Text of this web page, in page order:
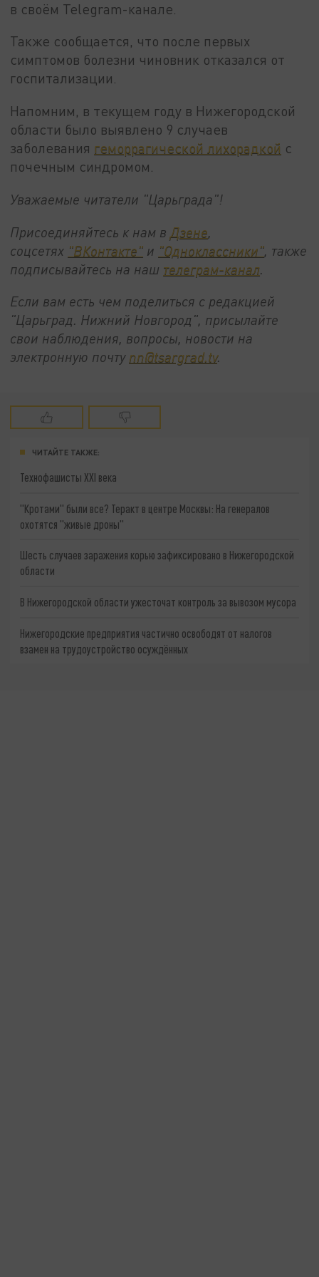
в своём Telegram-канале.
Также сообщается, что после первых
симптомов болезни чиновник отказался от
госпитализации.
Напомним, в текущем году в Нижегородской
области было выявлено 9 случаев
заболевания геморрагической лихорадкой с
почечным синдромом.
Уважаемые читатели "Царьграда"!
Присоединяйтесь к нам в Дзене
соцсетях "ВКонтакте" и "Одноклассники" также
подписывайтесь на наш телеграм-канал
Если вам есть чем поделиться с редакцией
"Царьград. Нижний Новгород", присылайте
свои наблюдения, вопросы, новости на
электронную почту nn@tsargrad.tv.
ЧИТАЙТЕ ТАКЖЕ:
Технофашисты XXI века
"Кротами" были все? Теракт в центре Москвы: На генералов
охотятся "живые дроны"
Шесть случаев заражения корью зафиксировано в Нижегородской
области
В Нижегородской области ужесточат контроль за вывозом мусора
Нижегородские предприятия частично освободят от налогов
взамен на трудоустройство осуждённых